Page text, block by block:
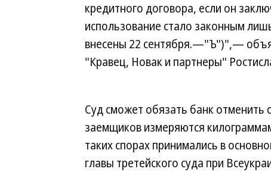
кредитного договора, если он
использование стало законным
внесены 22 сентября.—"Ъ")",—
"Кравец, Новак и партнеры"
Суд сможет обязать банк отменить
заемщиков измеряются
таких спорах принимались в
главы третейского суда при